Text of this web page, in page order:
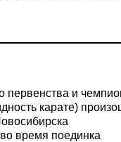
первенства и
карате)
время поединка